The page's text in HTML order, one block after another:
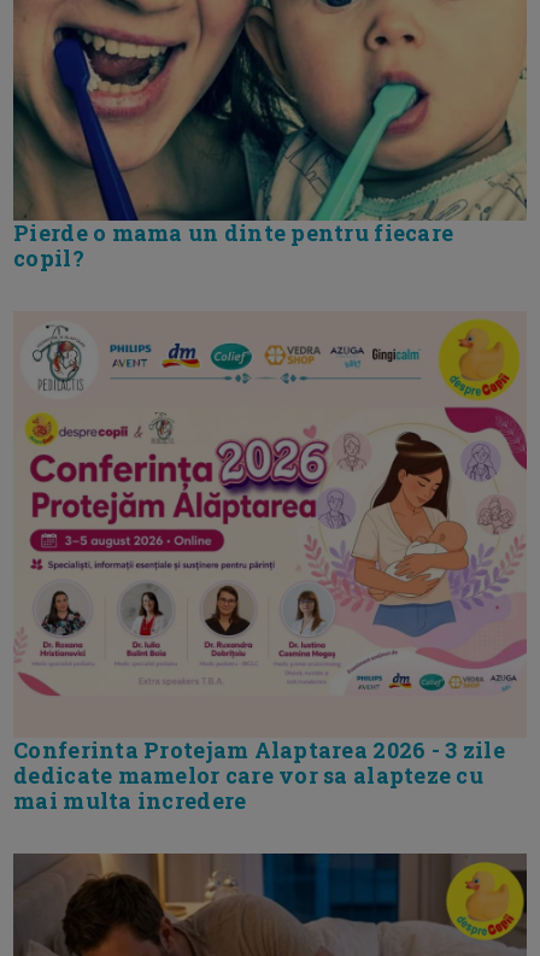
Pierde o mama un dinte pentru fiecare
copil?
Conferinta Protejam Alaptarea 2026 - 3 zile
dedicate mamelor care vor sa alapteze cu
mai multa incredere